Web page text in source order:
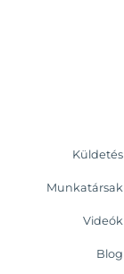
Küldetés
Munkatársak
Videók
Blog